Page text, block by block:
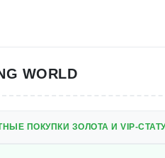
WORLD
ПОКУПКИ ЗОЛОТА И VIP-